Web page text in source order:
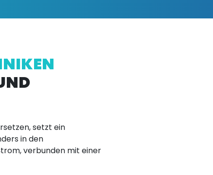
setzt ein
in den
verbunden mit einer